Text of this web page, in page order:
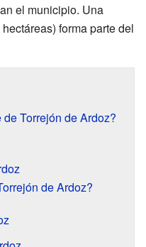
el municipio. Una
forma parte del
Torrejón de Ardoz?
de Ardoz?